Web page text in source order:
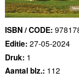
ISBN / CODE:
Editie: 27-05-2024
Druk: 1
Aantal blz.: 112